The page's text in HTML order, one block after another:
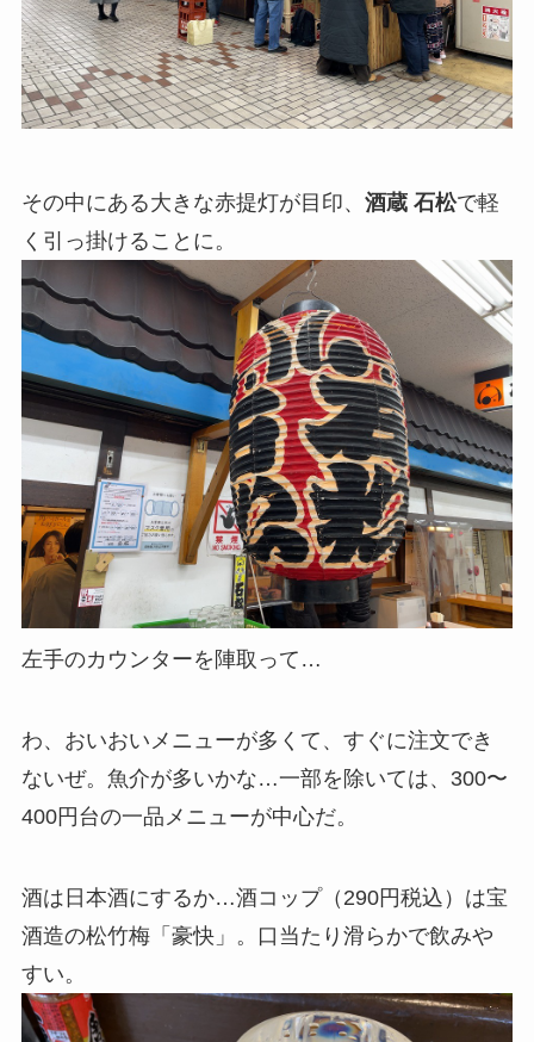
その中にある大きな赤提灯が目印、 酒蔵 石松で軽
く引っ掛けることに。
左手のカウンターを陣取って…
わ、おいおいメニューが多くて、すぐに注文でき
ないぜ。魚介が多いかな…一部を除いては、300〜
400円台の一品メニューが中心だ。
酒は日本酒にするか…酒コップ（290円税込）は宝
酒造の松竹梅「豪快」。口当たり滑らかで飲みや
すい。